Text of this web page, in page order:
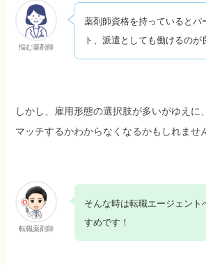
悩む薬剤師
薬剤師資格を持っているとパ
ト、派遣としても働けるのが
しかし、雇用形態の選択肢が多いがゆえに
マッチするかわからなくなるかもしれませ
転職薬剤師
そんな時は転職エージェント
すめです！